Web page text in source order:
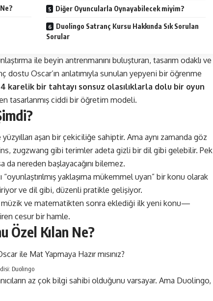
Diğer Oyuncularla Oynayabilecek miyim?
Duolingo Satranç Kursu Hakkında Sık Sorulan
Sorular
ile beyin antrenmanını buluşturan, tasarım odaklı ve
Oscar’ın anlatımıyla sunulan yepyeni bir öğrenme
karelik bir tahtayı sonsuz olasılıklarla dolu bir oyun
tasarlanmış ciddi bir öğretim modeli.
yüzyılları aşan bir çekiciliğe sahiptir. Ama aynı zamanda göz
zugzwang gibi terimler adeta gizli bir dil gibi gelebilir. Pek
nereden başlayacağını bilemez.
“oyunlaştırılmış yaklaşıma mükemmel uyan” bir konu olarak
ve dil gibi, düzenli pratikle gelişiyor​.
müzik ve matematikten sonra eklediği ilk yeni konu—
cesur bir hamle.
Özel Kılan Ne?
Duolingo
az çok bilgi sahibi olduğunu varsayar. Ama Duolingo,